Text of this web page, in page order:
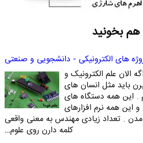
هم بخونید
های الکترونیکی - دانشجویی و صنعتی
الان علم الکترونیک و
باید مثل انسان های
. این همه دستگاه های
این همه نرم افزارهای
. تعداد زیادی مهندس به معنی واقعی
کلمه دارن روی علوم…